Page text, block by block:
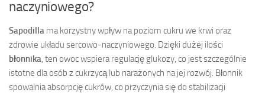
naczyniowego?
Sapodilla ma korzystny wpływ na poziom cukru we krwi oraz
zdrowie układu sercowo-naczyniowego. Dzięki dużej ilości
błonnika, ten owoc wspiera regulację glukozy, co jest szczególnie
istotne dla osób z cukrzycą lub narażonych na jej rozwój. Błonnik
spowalnia absorpcję cukrów, co przyczynia się do stabilizacji